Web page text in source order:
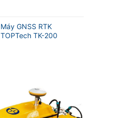
Máy GNSS RTK
TOPTech TK-200